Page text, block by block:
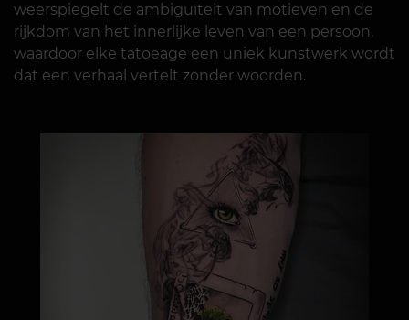
weerspiegelt de ambiguïteit van motieven en de
rijkdom van het innerlijke leven van een persoon,
waardoor elke tatoeage een uniek kunstwerk wordt
dat een verhaal vertelt zonder woorden.